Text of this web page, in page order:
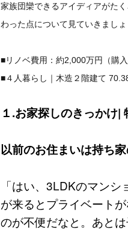
家族団欒できるアイディアがた
わった点について見ていきましょ
■リノベ費用：約2,000万円（購入
■４人暮らし｜木造２階建て
１.お家探しのきっかけ
以前のお住まいは持ち
「はい、3LDKのマン
が来るとプライベート
のが不便だなと。あと